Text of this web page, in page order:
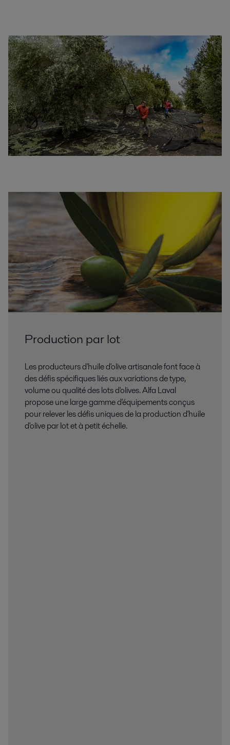
Production par lot
Les producteurs d'huile d'olive artisanale font face à
des défis spécifiques liés aux variations de type,
volume ou qualité des lots d'olives. Alfa Laval
propose une large gamme d'équipements conçus
pour relever les défis uniques de la production d'huile
d'olive par lot et à petit échelle.